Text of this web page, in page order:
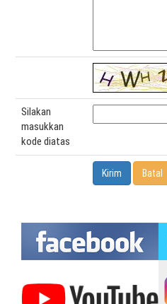
Silakan
masukkan
kode diatas